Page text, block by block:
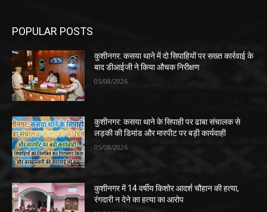
POPULAR POSTS
कुशीनगर: कसया थाने में दो सिपाहियों पर सख्त कार्रवाई के
बाद डीआईजी ने किया औचक निरीक्षण
05/08/2026
कुशीनगर: कसया थाने के सिपाही पर ढाबा संचालक से
लड़की की डिमांड और मारपीट पर बड़ी कार्यवाही
05/08/2026
कुशीनगर में 14 वर्षीय किशोर आदर्श चौहान की हत्या,
रंगदारी न देने का हत्या का आरोप